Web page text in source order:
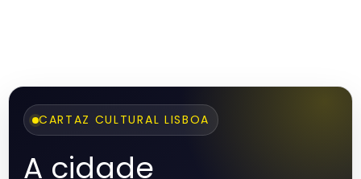
CARTAZ CULTURAL LISBOA
A cidade